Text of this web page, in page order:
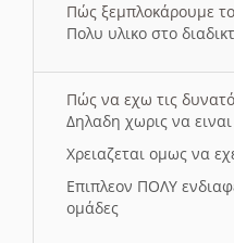
Πώς ξεμπλοκάρουμε
Πολυ υλικο στο
Πώς να εχω τις
Δηλαδη χωρις να
Χρειαζεται ομως να
Επιπλεον ΠΟΛΥ
ομάδες